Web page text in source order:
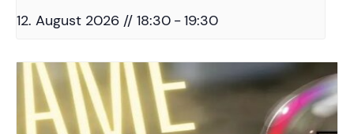
12. August 2026 // 18:30 -19:30